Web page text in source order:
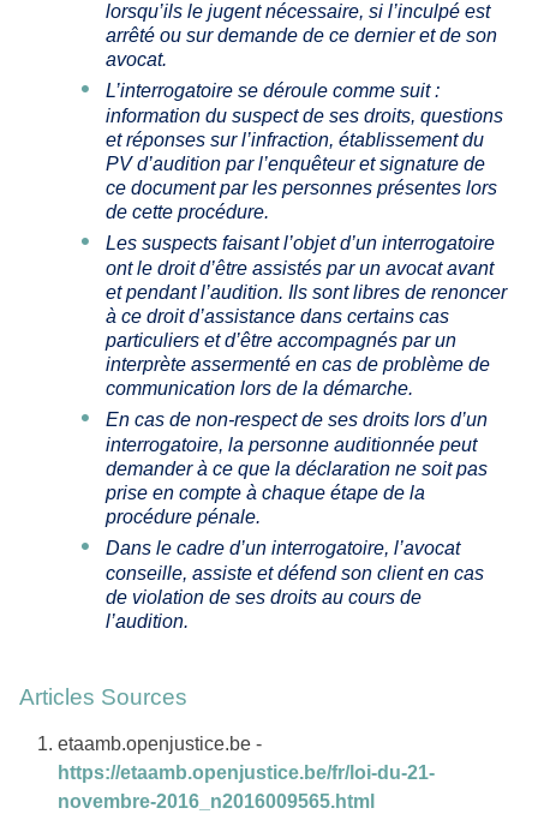
lorsqu’ils le jugent nécessaire, si l’inculpé est
arrêté ou sur demande de ce dernier et de son
avocat.
L’interrogatoire se déroule comme suit :
information du suspect de ses droits, questions
et réponses sur l’infraction, établissement du
PV d’audition par l’enquêteur et signature de
ce document par les personnes présentes lors
de cette procédure.
Les suspects faisant l’objet d’un interrogatoire
ont le droit d’être assistés par un avocat avant
et pendant l’audition. Ils sont libres de renoncer
à ce droit d’assistance dans certains cas
particuliers et d’être accompagnés par un
interprète assermenté en cas de problème de
communication lors de la démarche.
En cas de non-respect de ses droits lors d’un
interrogatoire, la personne auditionnée peut
demander à ce que la déclaration ne soit pas
prise en compte à chaque étape de la
procédure pénale.
Dans le cadre d’un interrogatoire, l’avocat
conseille, assiste et défend son client en cas
de violation de ses droits au cours de
l’audition.
Articles Sources
etaamb.openjustice.be -
https://etaamb.openjustice.be/fr/loi-du-21-
novembre-2016_n2016009565.html